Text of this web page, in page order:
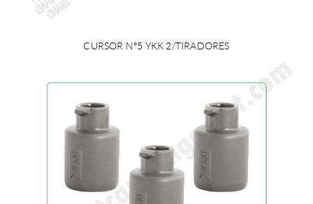
CURSOR Nº5 YKK 2/TIRADORES